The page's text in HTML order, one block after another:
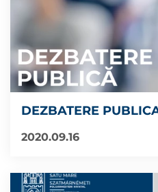
DEZBATERE
2020.09.16